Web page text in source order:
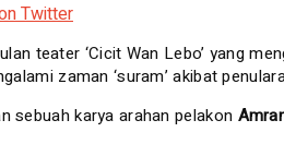
Twitter
teater ‘Cicit Wan Lebo’ yang
zaman ‘suram’ akibat
sebuah karya arahan pelakon